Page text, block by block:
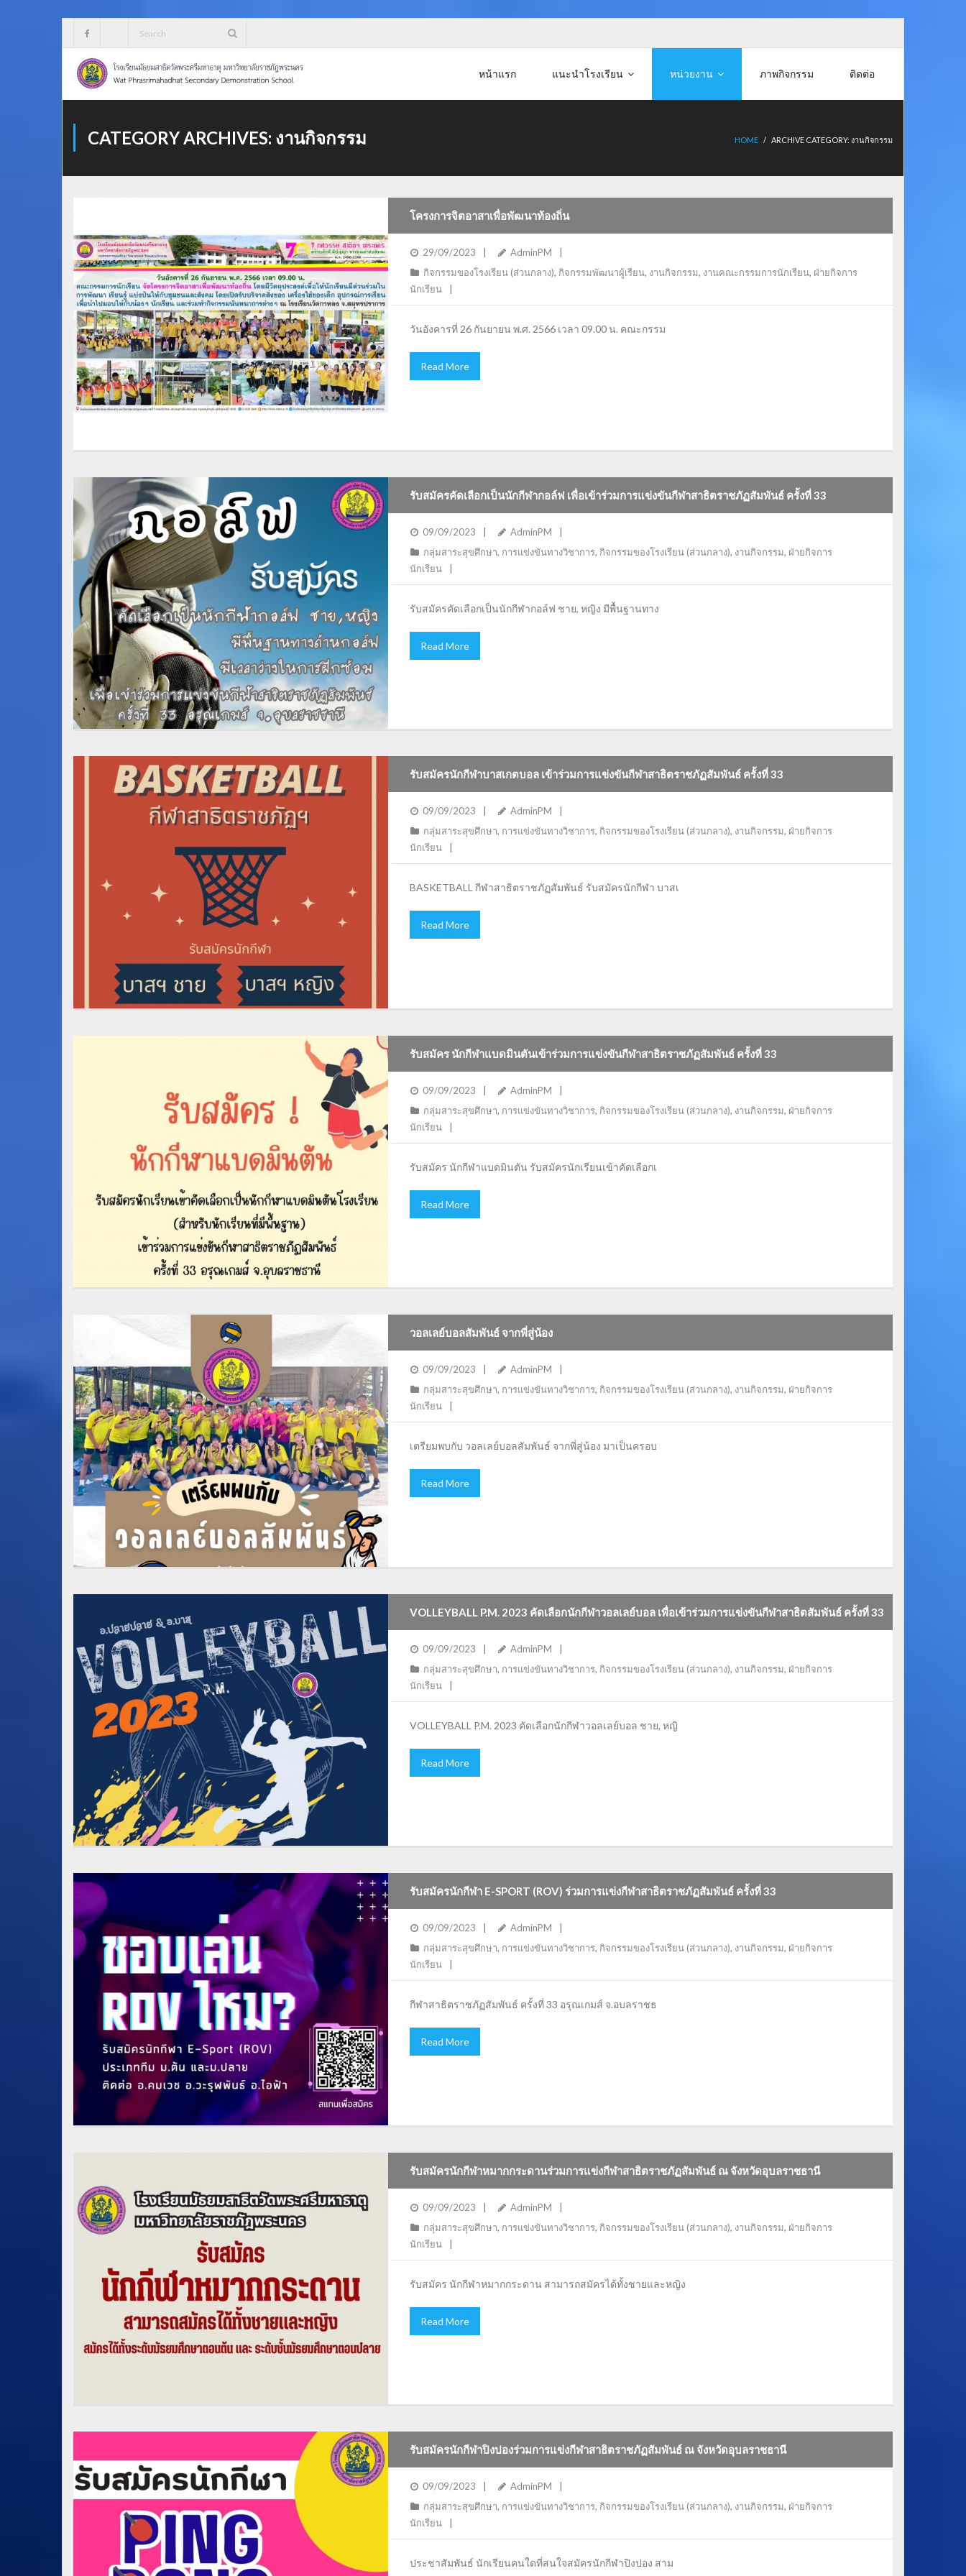
content
หน้าแรก
แนะนำโรงเรียน หน่วยงาน ภาพกิจกรรม ติดต่อ
HOME / ARCHIVE CATEGORY: งานกิจกรรม
CATEGORY ARCHIVES: งานกิจกรรม
โครงการจิตอาสาเพื่อพัฒนาท้องถิ่น
29/09/2023
AdminPM
กิจกรรมของโรงเรียน (ส่วนกลาง), กิจกรรมพัฒนาผู้เรียน, งานกิจกรรม, งานคณะกรรมการนักเรียน, ฝ่ายกิจการ
นักเรียน
วันอังคารที่ 26 กันยายน พ.ศ. 2566 เวลา 09.00 น. คณะกรรม
Read More
รับสมัครคัดเลือกเป็นนักกีฬากอล์ฟ เพื่อเข้าร่วมการแข่งขันกีฬาสาธิตราชภัฏสัมพันธ์ ครั้งที่ 33
09/09/2023
AdminPM
กลุ่มสาระสุขศึกษา, การแข่งขันทางวิชาการ, กิจกรรมของโรงเรียน (ส่วนกลาง), งานกิจกรรม, ฝ่ายกิจการ
นักเรียน
รับสมัครคัดเลือกเป็นนักกีฬากอล์ฟ ชาย, หญิง มีพื้นฐานทาง
Read More
รับสมัครนักกีฬาบาสเกตบอล เข้าร่วมการแข่งขันกีฬาสาธิตราชภัฏสัมพันธ์ ครั้งที่ 33
09/09/2023
AdminPM
กลุ่มสาระสุขศึกษา, การแข่งขันทางวิชาการ, กิจกรรมของโรงเรียน (ส่วนกลาง), งานกิจกรรม, ฝ่ายกิจการ
นักเรียน
BASKETBALL กีฬาสาธิตราชภัฏสัมพันธ์ รับสมัครนักกีฬา บาสเ
Read More
รับสมัคร นักกีฬาแบดมินตันเข้าร่วมการแข่งขันกีฬาสาธิตราชภัฏสัมพันธ์ ครั้งที่ 33
09/09/2023
AdminPM
กลุ่มสาระสุขศึกษา, การแข่งขันทางวิชาการ, กิจกรรมของโรงเรียน (ส่วนกลาง), งานกิจกรรม, ฝ่ายกิจการ
นักเรียน
รับสมัคร นักกีฬาแบดมินตัน รับสมัครนักเรียนเข้าคัดเลือกเ
Read More
วอลเลย์บอลสัมพันธ์ จากพี่สู่น้อง
09/09/2023
AdminPM
กลุ่มสาระสุขศึกษา, การแข่งขันทางวิชาการ, กิจกรรมของโรงเรียน (ส่วนกลาง), งานกิจกรรม, ฝ่ายกิจการ
นักเรียน
เตรียมพบกับ วอลเลย์บอลสัมพันธ์ จากพี่สู่น้อง มาเป็นครอบ
Read More
VOLLEYBALL P.M. 2023 คัดเลือกนักกีฬาวอลเลย์บอล เพื่อเข้าร่วมการแข่งขันกีฬาสาธิตสัมพันธ์ ครั้งที่ 33
09/09/2023
AdminPM
กลุ่มสาระสุขศึกษา, การแข่งขันทางวิชาการ, กิจกรรมของโรงเรียน (ส่วนกลาง), งานกิจกรรม, ฝ่ายกิจการ
นักเรียน
VOLLEYBALL P.M. 2023 คัดเลือกนักกีฬาวอลเลย์บอล ชาย, หญิ
Read More
รับสมัครนักกีฬา E-SPORT (ROV) ร่วมการแข่งกีฬาสาธิตราชภัฏสัมพันธ์ ครั้งที่ 33
09/09/2023
AdminPM
กลุ่มสาระสุขศึกษา, การแข่งขันทางวิชาการ, กิจกรรมของโรงเรียน (ส่วนกลาง), งานกิจกรรม, ฝ่ายกิจการ
นักเรียน
กีฬาสาธิตราชภัฏสัมพันธ์ ครั้งที่ 33 อรุณเกมส์ จ.อบลราชธ
Read More
รับสมัครนักกีฬาหมากกระดานร่วมการแข่งกีฬาสาธิตราชภัฏสัมพันธ์ ณ จังหวัดอุบลราชธานี
09/09/2023
AdminPM
กลุ่มสาระสุขศึกษา, การแข่งขันทางวิชาการ, กิจกรรมของโรงเรียน (ส่วนกลาง), งานกิจกรรม, ฝ่ายกิจการ
นักเรียน
รับสมัคร นักกีฬาหมากกระดาน สามารถสมัครได้ทั้งชายและหญิง
Read More
รับสมัครนักกีฬาปิงปองร่วมการแข่งกีฬาสาธิตราชภัฏสัมพันธ์ ณ จังหวัดอุบลราชธานี
09/09/2023
AdminPM
กลุ่มสาระสุขศึกษา, การแข่งขันทางวิชาการ, กิจกรรมของโรงเรียน (ส่วนกลาง), งานกิจกรรม, ฝ่ายกิจการ
นักเรียน
ประชาสัมพันธ์ นักเรียนคนใดที่สนใจสมัครนักกีฬาปิงปอง สาม